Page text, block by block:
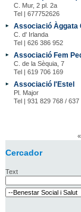
C. Mur, 2 pl. 2a
Tel | 677752626
Associació Àggata
C. d' Irlanda
Tel | 626 386 952
Associació Fem
C. de la Sèquia, 7
Tel | 619 706 169
Associació l'Estel
Pl. Major
Tel | 931 829 768 / 637
Cercador
Text